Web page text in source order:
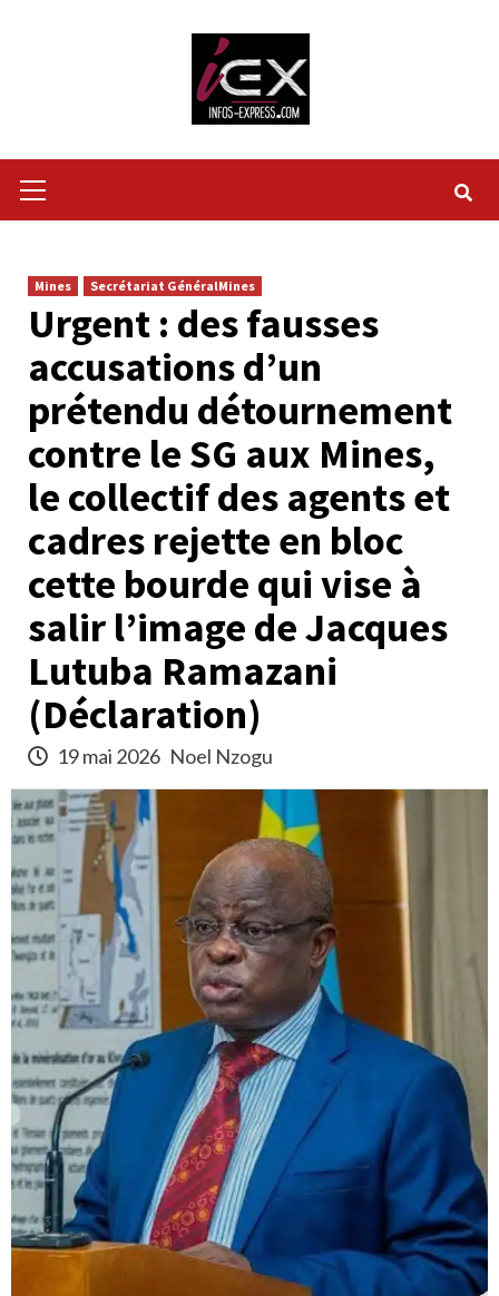
Menu
Mines Secrétariat GénéralMines
Urgent : des fausses
accusations d’un
prétendu détournement
contre le SG aux Mines,
le collectif des agents et
cadres rejette en bloc
cette bourde qui vise à
salir l’image de Jacques
Lutuba Ramazani
(Déclaration)
19 mai 2026 Noel Nzogu